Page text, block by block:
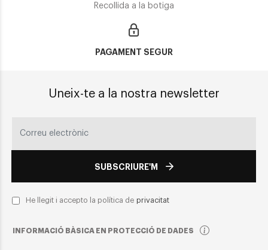
Recollida a la botiga
PAGAMENT SEGUR
Uneix-te a la nostra newsletter
SUBSCRIURE'M
He llegit i accepto la política de privacitat
INFORMACIÓ BÀSICA EN PROTECCIÓ DE DADES